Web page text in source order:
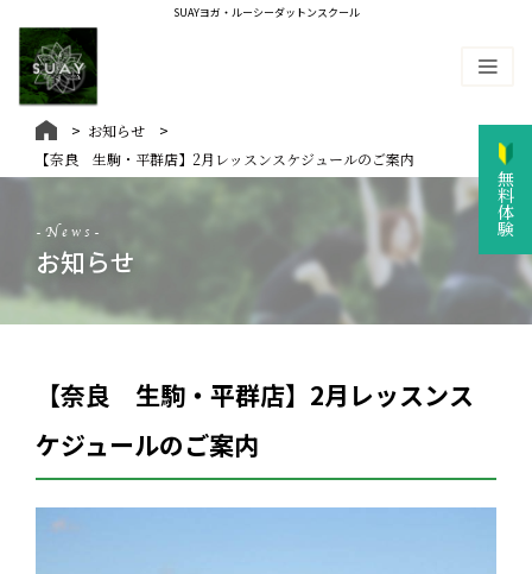
SUAYヨガ・ルーシーダットンスクール
お知らせ
【奈良 生駒・平群店】2月レッスンスケジュールのご案内
-News-
お知らせ
【奈良 生駒・平群店】2月レッスンス
ケジュールのご案内
無料体験